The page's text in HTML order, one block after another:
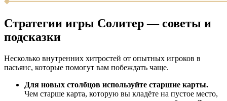
Стратегии игры Солитер — советы и
подсказки
Несколько внутренних хитростей от опытных игроков в
пасьянс, которые помогут вам побеждать чаще.
Для новых столбцов используйте старшие карты.
Чем старше карта, которую вы кладёте на пустое место,